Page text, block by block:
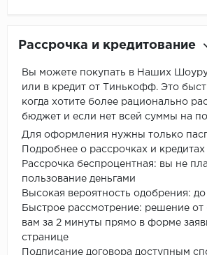
Рассрочка и кредитование
Вы можете покупать в Наших
или в кредит от Тинькофф. Это
когда хотите более рационально
бюджет и если нет всей суммы на
Для оформления нужны только
Подробнее о рассрочках и
Рассрочка беспроцентная: вы не
пользование деньгами
Высокая вероятность одобрения: до
Быстрое рассмотрение: решение от
вам за 2 минуты прямо в форме
странице
Подписание договора доступным